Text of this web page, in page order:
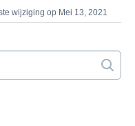
wijziging op Mei 13, 2021